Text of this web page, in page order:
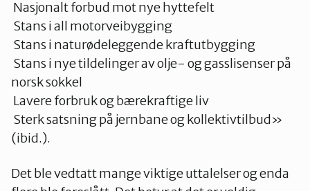
Nasjonalt forbud mot nye hyttefelt
Stans i all motorveibygging
Stans i naturødeleggende kraftutbygging
Stans i nye tildelinger av olje- og gasslisenser på
norsk sokkel
Lavere forbruk og bærekraftige liv
Sterk satsning på jernbane og kollektivtilbud»
(ibid.).
Det ble vedtatt mange viktige uttalelser og enda